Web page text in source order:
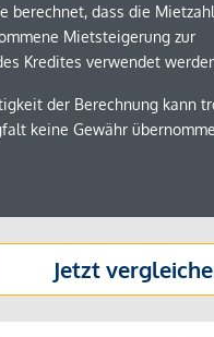
nicht mit der INFINA Credit
angeboten. Allfällige
resultierende Rechte sind
und Informationen
sind und
Immobilienmakler
Immobilienwirtschaft
des Doppelmaklers –